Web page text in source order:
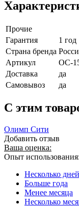
Прочие
Гарантия
1 год
Страна бренда
Артикул
ОС-
Доставка
да
Самовывоз
да
C этим
Олимп Сити
Добавить отзыв
Ваша оценка:
Опыт использования:
Несколько дней
Больше года
Менее месяца
Несколько